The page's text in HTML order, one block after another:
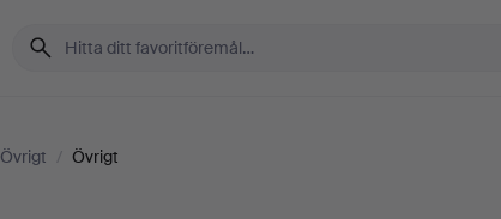
Övrigt / Övrigt